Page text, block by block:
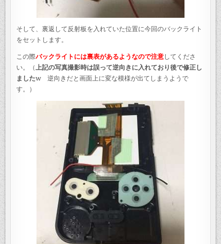
そして、裏返して反射板を入れていた位置に今回のバックライト
をセットします。
この際バックライトには裏表があるようなので注意 してくださ
い。（ 上記の写真撮影時は誤って逆向きに入れており後で修正し
ましたw 逆向きだと画面上に変な模様が出てしまうようで
す。）